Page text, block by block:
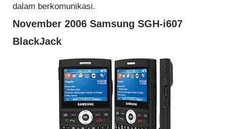
dalam berkomunikasi.
November 2006 Samsung SGH-i607
BlackJack